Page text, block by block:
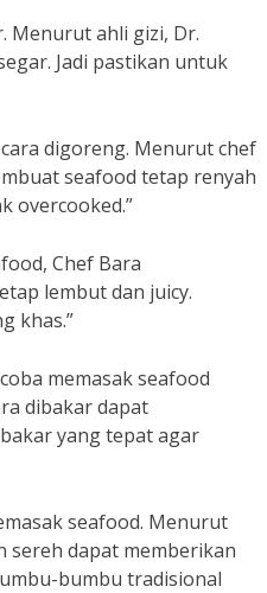
Menurut ahli gizi, Dr.
Jadi pastikan untuk
digoreng. Menurut chef
seafood tetap renyah
overcooked.”
Chef Bara
lembut dan juicy.
khas.”
memasak seafood
dibakar dapat
yang tepat agar
seafood. Menurut
sereh dapat memberikan
bumbu tradisional